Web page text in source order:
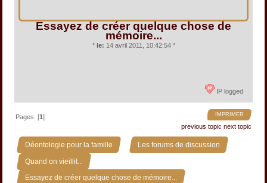
Essayez de créer quelque chose de
mémoire...
* le: 14 avril 2011, 10:42:54 *
IP logged
IMPRIMER
Pages: [1]
previous topic next topic
Déontologie pour la famille » Les forums de discussion »
Quand on vieillit... »
Essayez de créer quelque chose de mémoire...